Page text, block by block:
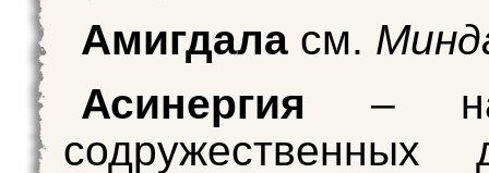
Амигдала см.
Асинергия –
содружественных